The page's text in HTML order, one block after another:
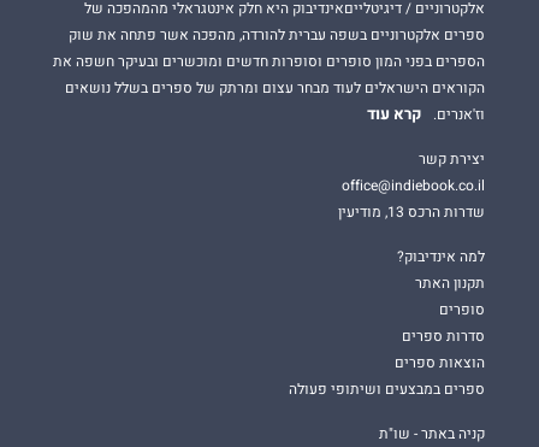
אלקטרוניים / דיגיטלייםאינדיבוק היא חלק אינטגראלי מהמהפכה של
ספרים אלקטרוניים בשפה עברית להורדה, מהפכה אשר פתחה את שוק
הספרים בפני המון סופרים וסופרות חדשים ומוכשרים ובעיקר חשפה את
הקוראים הישראלים לעוד מבחר עצום ומרתק של ספרים בשלל נושאים
וז'אנרים.
קרא עוד
יצירת קשר
office@indiebook.co.il
שדרות הרכס 13, מודיעין
למה אינדיבוק?
תקנון האתר
סופרים
סדרות ספרים
הוצאות ספרים
ספרים במבצעים ושיתופי פעולה
קניה באתר - שו"ת